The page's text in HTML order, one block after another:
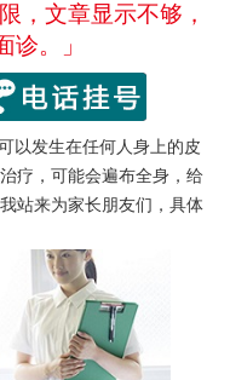
，文章显示不够，
诊。」
以发生在任何人身上的皮
疗，可能会遍布全身，给
站来为家长朋友们，具体